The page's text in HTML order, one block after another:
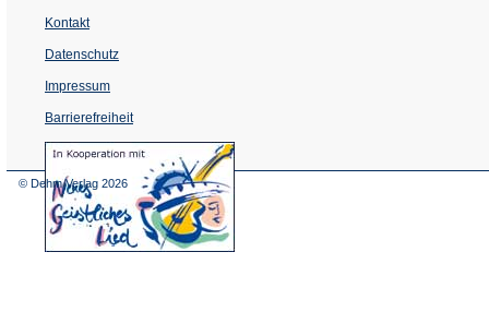
Kontakt
Datenschutz
Impressum
Barrierefreiheit
(Öffnet
in
© Dehm Verlag 2026